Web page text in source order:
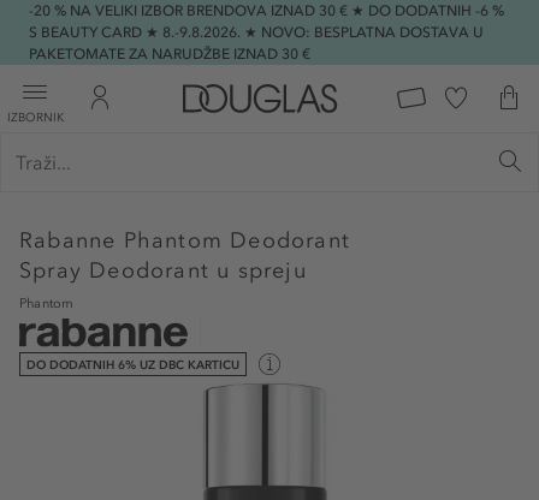
-20 % NA VELIKI IZBOR BRENDOVA IZNAD 30 € ★ DO DODATNIH -6 %
S BEAUTY CARD ★ 8.-9.8.2026. ★ NOVO: BESPLATNA DOSTAVA U
PAKETOMATE ZA NARUDŽBE IZNAD 30 €
IZBORNIK
Rabanne Phantom Deodorant
Spray Deodorant u spreju
Phantom
DO DODATNIH 6% UZ DBC KARTICU